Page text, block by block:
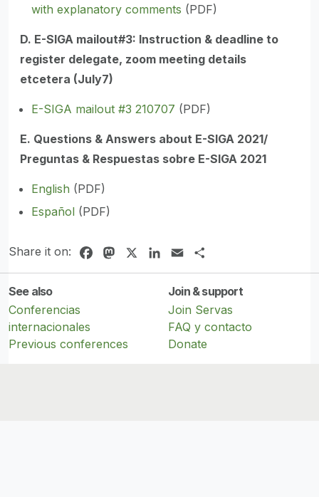
with explanatory comments (PDF)
D. E-SIGA mailout#3: Instruction & deadline to
register delegate, zoom meeting details
etcetera (July7)
E-SIGA mailout #3 210707 (PDF)
E. Questions & Answers about E-SIGA 2021/
Preguntas & Respuestas sobre E-SIGA 2021
English (PDF)
Español (PDF)
Share it on: FacebookMastodonLinkedIn
Email
See also
Conferencias
internacionales
Previous conferences
Join & support
Join Servas
FAQ y contacto
Donate